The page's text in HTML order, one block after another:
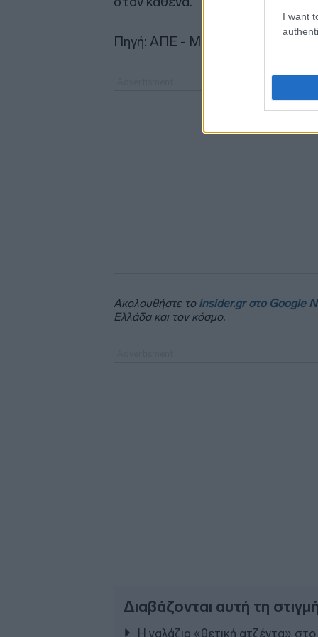
I want
Πηγή: ΑΠΕ - ΜΠΕ
Ακολουθήστε το insider.gr στο Google
Ελλάδα και τον κόσμο.
Διαβάζονται αυτή τη στιγμή
Η γαλάζια «θετική ατζέντα»